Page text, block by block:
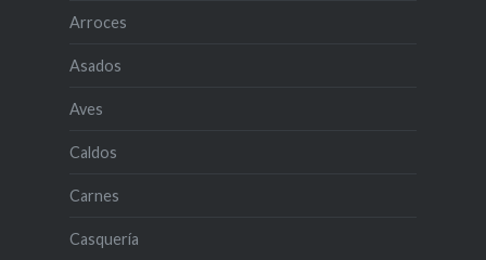
Arroces
Asados
Aves
Caldos
Carnes
Casquería